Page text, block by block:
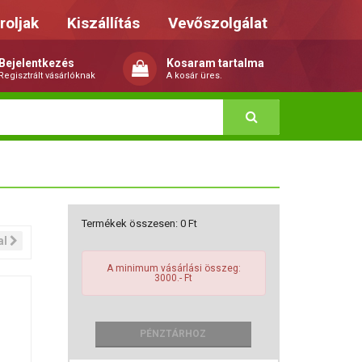
Kiszállítás Vevőszolgálat
vásárlóknak
Kosaram tartalma
A kosár üres.
Termékek összesen: 0 Ft
A minimum vásárlási összeg:
3000.- Ft
PÉNZTÁRHOZ